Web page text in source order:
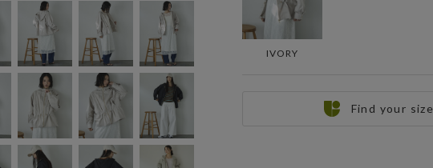
IVORY
Find your size